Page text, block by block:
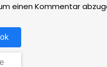
einen Kommentar